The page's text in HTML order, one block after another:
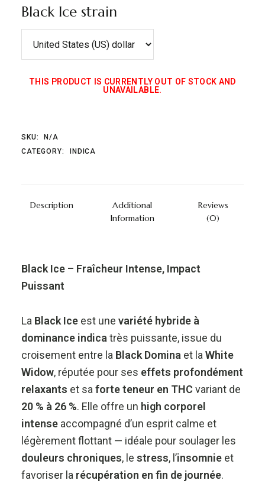
Black Ice strain
THIS PRODUCT IS CURRENTLY OUT OF STOCK AND
UNAVAILABLE.
SKU:
N/A
CATEGORY:
INDICA
Description
Additional
Information
Reviews
(0)
Black Ice – Fraîcheur Intense, Impact
Puissant
La Black Iceest une variété hybride à
dominance indica très puissante, issue du
croisement entre la Black Domina et la White
Widow, réputée pour ses effets profondément
relaxants et sa forte teneur en THC variant de
20 % à 26 %. Elle offre un high corporel
intenseaccompagné d’un esprit calme et
légèrement flottant — idéale pour soulager les
douleurs chroniques, le stress, l’insomnieet
favoriser la récupération en fin de journée.